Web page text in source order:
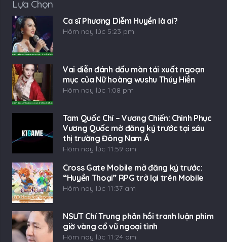
Lựa Chọn
Ca sĩ Phương Diễm Huyền là ai?
Hôm nay lúc 5:23 pm
Vai diễn đánh dấu màn tái xuất ngoạn
mục của Nữ hoàng wushu Thúy Hiền
Hôm nay lúc 1:08 pm
Tam Quốc Chí – Vương Chiến: Chinh Phục
Vương Quốc mở đăng ký trước tại sáu
thị trường Đông Nam Á
Hôm nay lúc 11:59 am
Cross Gate Mobile mở đăng ký trước:
“Huyền Thoại” RPG trở lại trên Mobile
Hôm nay lúc 11:37 am
NSƯT Chí Trung phản hồi tranh luận phim
giờ vàng cổ vũ ngoại tình
Hôm nay lúc 11:24 am